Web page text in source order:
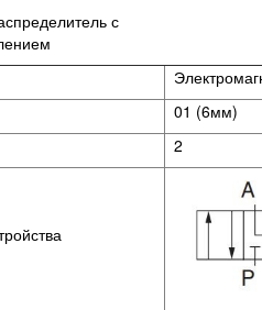
с
01 (6мм)
2